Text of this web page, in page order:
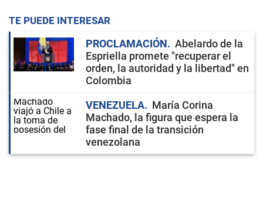
TE PUEDE INTERESAR
PROCLAMACIÓN
Abelardo de la
Espriella promete "recuperar el
orden, la autoridad y la libertad" en
Colombia
VENEZUELA
María Corina
Machado, la figura que espera la
fase final de la transición
venezolana